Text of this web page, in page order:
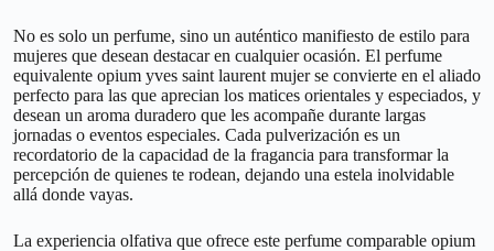
No es solo un perfume, sino un auténtico manifiesto de estilo para
mujeres que desean destacar en cualquier ocasión. El perfume
equivalente opium yves saint laurent mujer se convierte en el aliado
perfecto para las que aprecian los matices orientales y especiados, y
desean un aroma duradero que les acompañe durante largas
jornadas o eventos especiales. Cada pulverización es un
recordatorio de la capacidad de la fragancia para transformar la
percepción de quienes te rodean, dejando una estela inolvidable
allá donde vayas.
La experiencia olfativa que ofrece este perfume comparable opium